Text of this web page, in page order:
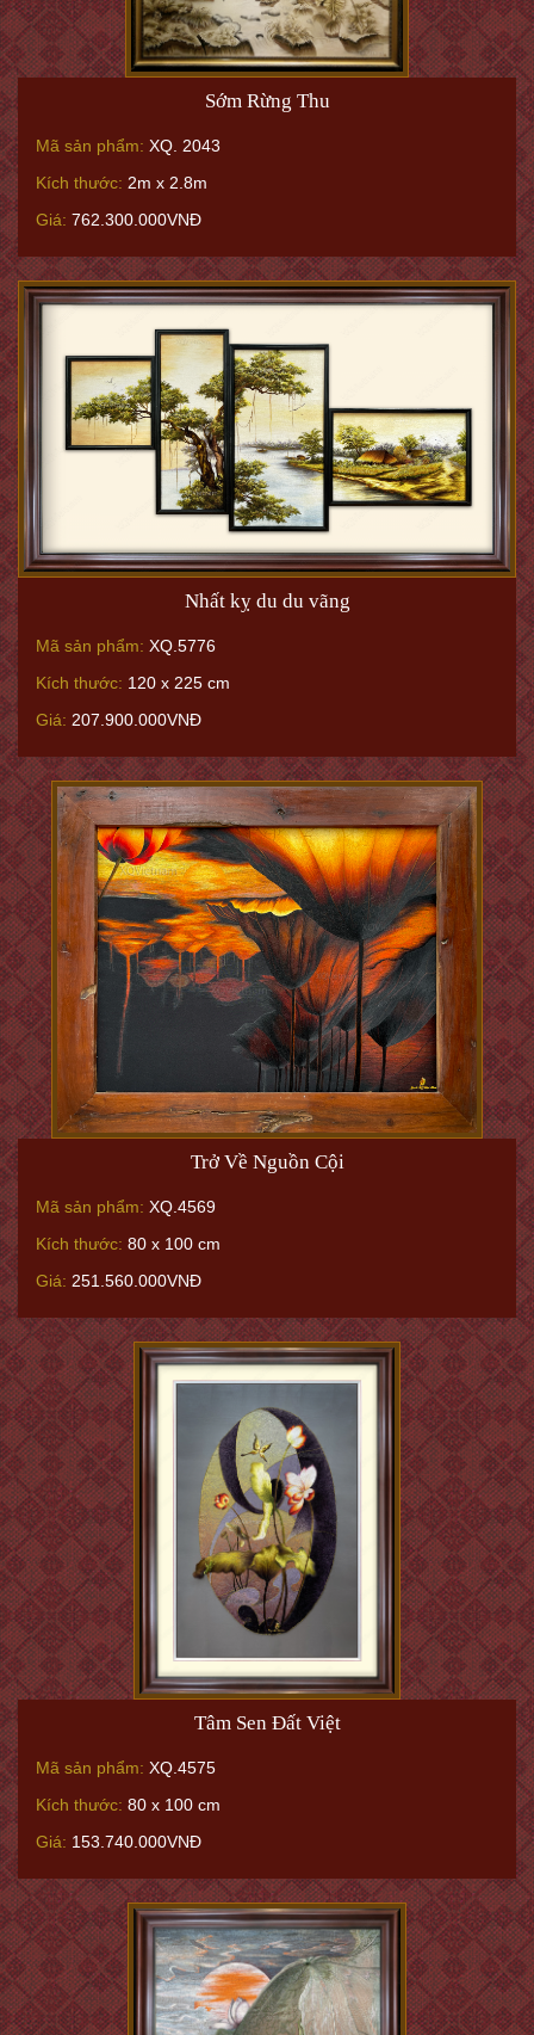
Sớm Rừng Thu
Mã sản phẩm: XQ. 2043
Kích thước: 2m x 2.8m
Giá: 762.300.000VNĐ
Nhất kỵ du du vãng
Mã sản phẩm: XQ.5776
Kích thước: 120 x 225 cm
Giá: 207.900.000VNĐ
Trở Về Nguồn Cội
Mã sản phẩm: XQ.4569
Kích thước: 80 x 100 cm
Giá: 251.560.000VNĐ
Tâm Sen Đất Việt
Mã sản phẩm: XQ.4575
Kích thước: 80 x 100 cm
Giá: 153.740.000VNĐ